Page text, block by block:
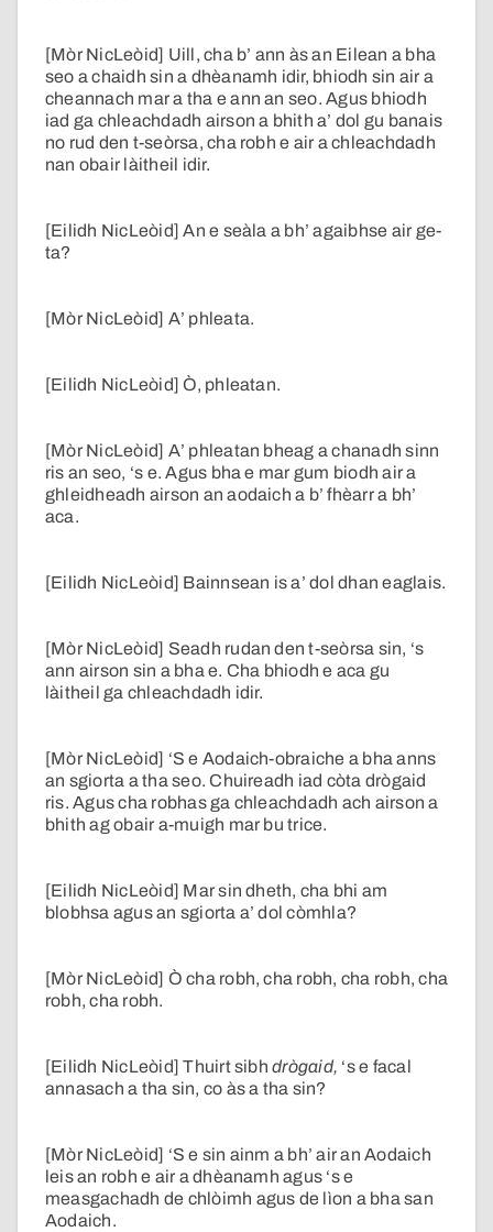
[Mòr NicLeòid] Uill, cha b’ ann às an Eilean a bha
seo a chaidh sin a dhèanamh idir, bhiodh sin air a
cheannach mar a tha e ann an seo. Agus bhiodh
iad ga chleachdadh airson a bhith a’ dol gu banais
no rud den t-seòrsa, cha robh e air a chleachdadh
nan obair làitheil idir.
[Eilidh NicLeòid] An e seàla a bh’ agaibhse air ge-
ta?
[Mòr NicLeòid] A’ phleata.
[Eilidh NicLeòid] Ò, phleatan.
[Mòr NicLeòid] A’ phleatan bheag a chanadh sinn
ris an seo, ‘s e. Agus bha e mar gum biodh air a
ghleidheadh airson an aodaich a b’ fhèarr a bh’
aca.
[Eilidh NicLeòid] Bainnsean is a’ dol dhan eaglais.
[Mòr NicLeòid] Seadh rudan den t-seòrsa sin, ‘s
ann airson sin a bha e. Cha bhiodh e aca gu
làitheil ga chleachdadh idir.
[Mòr NicLeòid] ‘S e Aodaich-obraiche a bha anns
an sgiorta a tha seo. Chuireadh iad còta drògaid
ris. Agus cha robhas ga chleachdadh ach airson a
bhith ag obair a-muigh mar bu trice.
[Eilidh NicLeòid] Mar sin dheth, cha bhi am
blobhsa agus an sgiorta a’ dol còmhla?
[Mòr NicLeòid] Ò cha robh, cha robh, cha robh, cha
robh, cha robh.
[Eilidh NicLeòid] Thuirt sibhdrògaid, ‘s e facal
annasach a tha sin, co às a tha sin?
[Mòr NicLeòid] ‘S e sin ainm a bh’ air an Aodaich
leis an robh e air a dhèanamh agus ‘s e
measgachadh de chlòimh agus de lìon a bha san
Aodaich.